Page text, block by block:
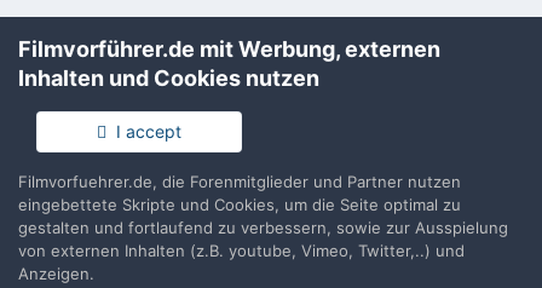
Filmvorführer.de mit Werbung, externen
Inhalten und Cookies nutzen
I accept
Filmvorfuehrer.de, die Forenmitglieder und Partner nutzen
eingebettete Skripte und Cookies, um die Seite optimal zu
gestalten und fortlaufend zu verbessern, sowie zur Ausspielung
von externen Inhalten (z.B. youtube, Vimeo, Twitter,..) und
Anzeigen.